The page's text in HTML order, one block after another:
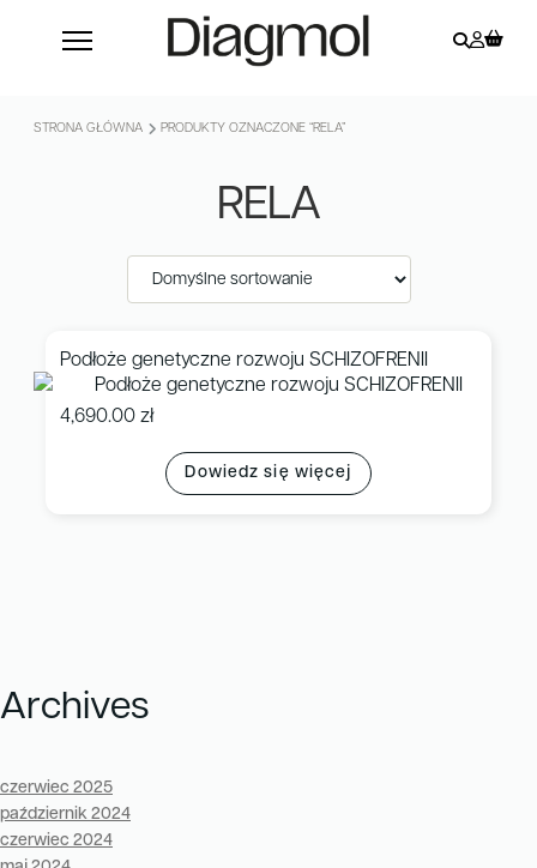
STRONA GŁÓWNA PRODUKTY OZNACZONE “RELA”
RELA
Podłoże genetyczne rozwoju SCHIZOFRENII
4,690.00 zł
Dowiedz się więcej
Archives
czerwiec 2025
październik 2024
czerwiec 2024